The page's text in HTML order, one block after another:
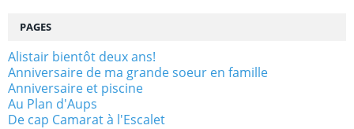
PAGES
Alistair bientôt deux ans!
Anniversaire de ma grande soeur en famille
Anniversaire et piscine
Au Plan d'Aups
De cap Camarat à l'Escalet